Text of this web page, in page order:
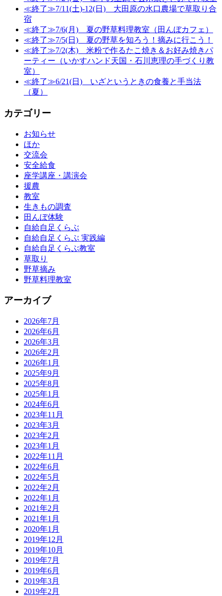
≪終了≫7/11(土)-12(日) 大田原の水口農場で草取り合
宿
≪終了≫7/6(月) 夏の野草料理教室（田んぼカフェ）
≪終了≫7/5(日) 夏の野草を知ろう！摘みに行こう！
≪終了≫7/2(木) 米粉で作るたこ焼き＆お好み焼きパ
ーティー（いかすハンド天国・石川恵理の手づくり教
室）
≪終了≫6/21(日) いざというときの食養と手当法
（夏）
カテゴリー
お知らせ
ほか
交流会
安全給食
座学講座・講演会
援農
教室
生きもの調査
田んぼ体験
自給自足くらぶ
自給自足くらぶ 実践編
自給自足くらぶ教室
草取り
野草摘み
野草料理教室
アーカイブ
2026年7月
2026年6月
2026年3月
2026年2月
2026年1月
2025年9月
2025年8月
2025年1月
2024年6月
2023年11月
2023年3月
2023年2月
2023年1月
2022年11月
2022年6月
2022年5月
2022年2月
2022年1月
2021年2月
2021年1月
2020年1月
2019年12月
2019年10月
2019年7月
2019年6月
2019年3月
2019年2月